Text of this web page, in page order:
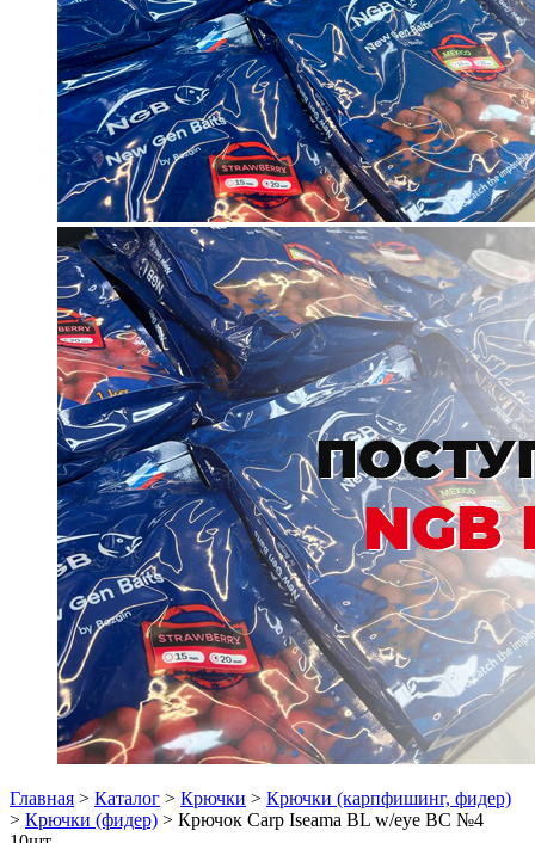
Главная > Каталог > Крючки > Крючки (карпфишинг, фидер)
> Крючки (фидер) > Крючок Carp Iseama BL w/eye BC №4